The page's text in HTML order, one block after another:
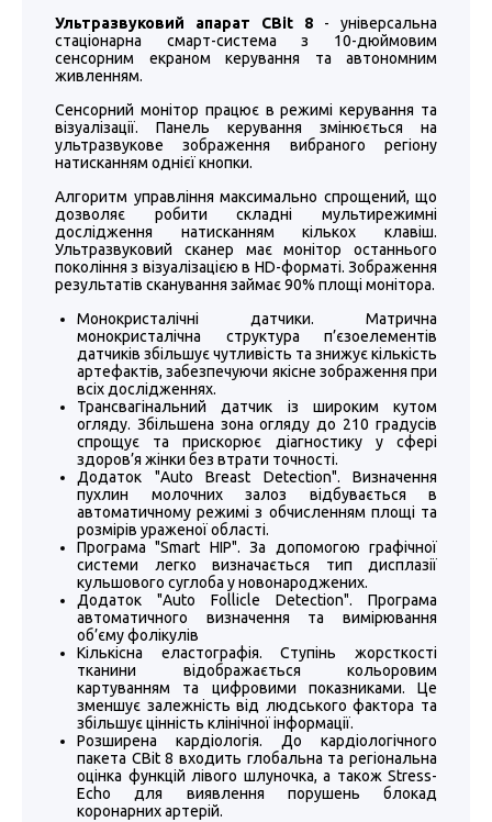
Ультразвуковий апарат CBit 8 - універсальна
стаціонарна смарт-система з 10-дюймовим
сенсорним екраном керування та автономним
живленням.
Сенсорний монітор працює в режимі керування та
візуалізації. Панель керування змінюється на
ультразвукове зображення вибраного регіону
натисканням однієї кнопки.
Алгоритм управління максимально спрощений, що
дозволяє робити складні мультирежимні
дослідження натисканням кількох клавіш.
Ультразвуковий сканер має монітор останнього
покоління з візуалізацією в HD-форматі. Зображення
результатів сканування займає 90% площі монітора.
Монокристалічні датчики. Матрична
монокристалічна структура п’єзоелементів
датчиків збільшує чутливість та знижує кількість
артефактів, забезпечуючи якісне зображення при
всіх дослідженнях.
Трансвагінальний датчик із широким кутом
огляду. Збільшена зона огляду до 210 градусів
спрощує та прискорює діагностику у сфері
здоров’я жінки без втрати точності.
Додаток "Auto Breast Detection". Визначення
пухлин молочних залоз відбувається в
автоматичному режимі з обчисленням площі та
розмірів ураженої області.
Програма "Smart HIP". За допомогою графічної
системи легко визначається тип дисплазії
кульшового суглоба у новонароджених.
Додаток "Auto Follicle Detection". Програма
автоматичного визначення та вимірювання
об’єму фолікулів
Кількісна еластографія. Ступінь жорсткості
тканини відображається кольоровим
картуванням та цифровими показниками. Це
зменшує залежність від людського фактора та
збільшує цінність клінічної інформації.
Розширена кардіологія. До кардіологічного
пакета CBit 8 входить глобальна та регіональна
оцінка функцій лівого шлуночка, а також Stress-
Echo для виявлення порушень блокад
коронарних артерій.